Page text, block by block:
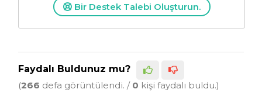
Bir Destek Talebi Oluşturun.
Faydalı Buldunuz mu?
(266 defa görüntülendi. / 0 kişi faydalı buldu.)